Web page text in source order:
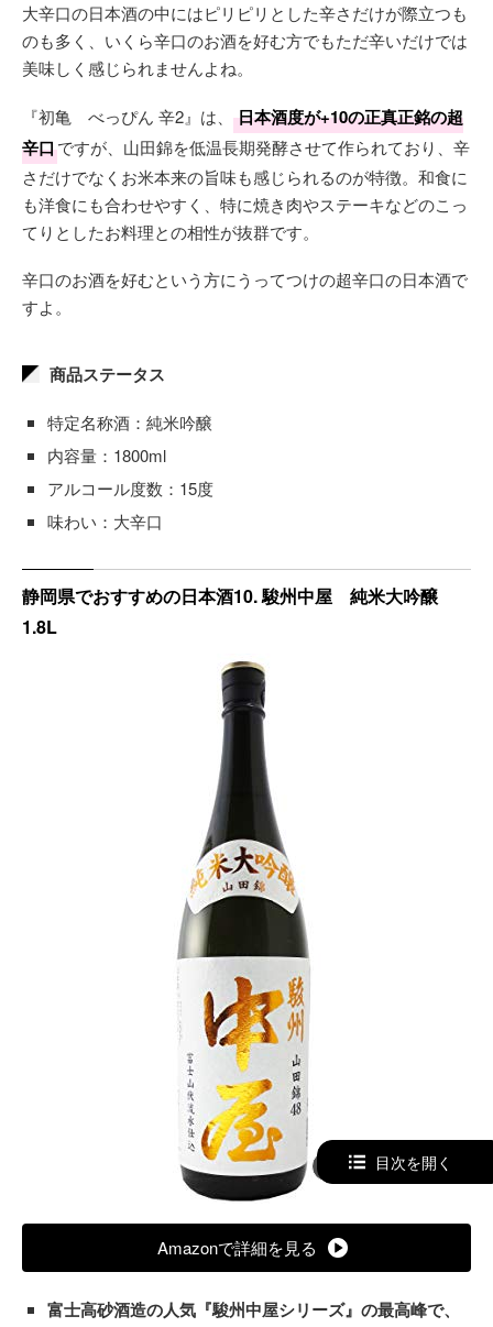
大辛口の日本酒の中にはピリピリとした辛さだけが際立つも
のも多く、いくら辛口のお酒を好む方でもただ辛いだけでは
美味しく感じられませんよね。
『初亀 べっぴん 辛2』は、
日本酒度が+10の正真正銘の超
辛口ですが、山田錦を低温長期発酵させて作られており、辛
さだけでなくお米本来の旨味も感じられるのが特徴。和食に
も洋食にも合わせやすく、特に焼き肉やステーキなどのこっ
てりとしたお料理との相性が抜群です。
辛口のお酒を好むという方にうってつけの超辛口の日本酒で
すよ。
商品ステータス
特定名称酒：純米吟醸
内容量：1800ml
アルコール度数：15度
味わい：大辛口
静岡県でおすすめの日本酒10. 駿州中屋 純米大吟醸
1.8L
Amazonで見る
Amazonで詳細を見る
富士高砂酒造の人気『駿州中屋シリーズ』の最高峰で、
目次を開く